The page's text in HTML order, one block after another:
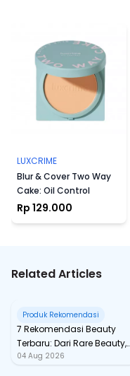
LUXCRIME
Blur & Cover Two Way
Cake: Oil Control
Rp 129.000
Related Articles
Produk Rekomendasi
7 Rekomendasi Beauty
Terbaru: Dari Rare Beauty,
Sampai Rhode Skin, Super
04 Aug 2026